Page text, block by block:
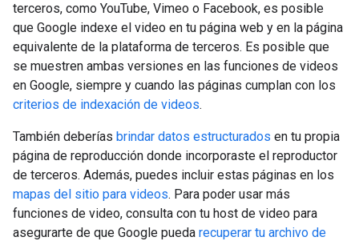
terceros, como YouTube, Vimeo o Facebook, es posible
que Google indexe el video en tu página web y en la página
equivalente de la plataforma de terceros. Es posible que
se muestren ambas versiones en las funciones de videos
en Google, siempre y cuando las páginas cumplan con los
criterios de indexación de videos.
También deberías brindar datos estructurados en tu propia
página de reproducción donde incorporaste el reproductor
de terceros. Además, puedes incluir estas páginas en los
mapas del sitio para videos. Para poder usar más
funciones de video, consulta con tu host de video para
asegurarte de que Google pueda recuperar tu archivo de